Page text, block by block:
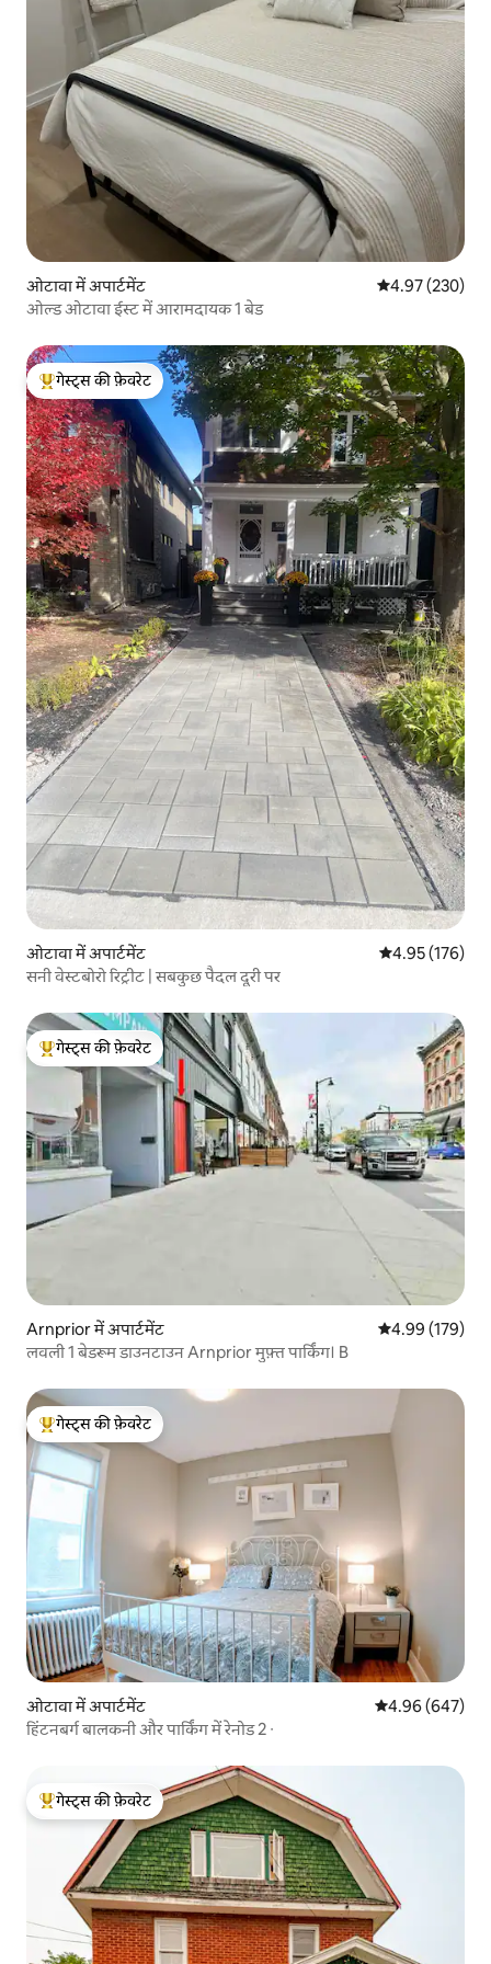
ओटावा में अपार्टमेंट औसत रेटिंग 5 में से
4.97 (230)
ओल्ड ओटावा ईस्ट में आरामदायक 1 बेड
गेस्ट्स का टॉप फ़ेवरेट
गेस्ट्स की फ़ेवरेट
ओटावा में अपार्टमेंट औसत रेटिंग 5 में से
4.95 (176)
सनी वेस्टबोरो रिट्रीट | सबकुछ पैदल दूरी पर
गेस्ट्स का टॉप फ़ेवरेट
गेस्ट्स की फ़ेवरेट
Arnprior में अपार्टमेंट औसत रेटिंग 5 में से
4.99 (179)
लवली 1 बेडरूम डाउनटाउन Arnprior मुफ़्त पार्किंग। B
गेस्ट्स का टॉप फ़ेवरेट
गेस्ट्स की फ़ेवरेट
ओटावा में अपार्टमेंट औसत रेटिंग 5 में से
4.96 (647)
हिंटनबर्ग बालकनी और पार्किंग में रेनोड 2 ∙
गेस्ट्स का टॉप फ़ेवरेट
गेस्ट्स की फ़ेवरेट